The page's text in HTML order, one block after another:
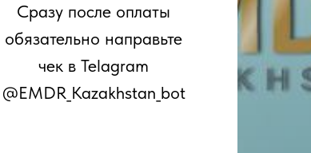
Сразу после оплаты
обязательно направьте
чек в Telagram
@EMDR_Kazakhstan_bot